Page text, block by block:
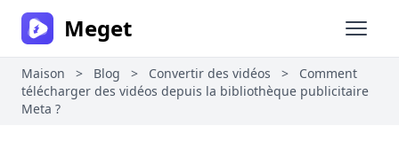
Meget
Maison > Blog > Convertir des vidéos >
Comment
télécharger des vidéos depuis la bibliothèque publicitaire
Meta ?